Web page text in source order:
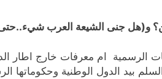
و(هل جنى الشيعة العرب
الرسمية ام معرفات خارج اطار
بيد الدول الوطنية وحكوماتها